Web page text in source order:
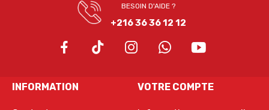
BESOIN D'AIDE ?
+216 36 36 12 12
INFORMATION VOTRE COMPTE